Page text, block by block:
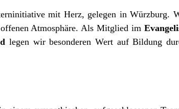
mit Herz, gelegen in Würzburg.
Atmosphäre. Als Mitglied im
legen wir besonderen Wert auf Bildung